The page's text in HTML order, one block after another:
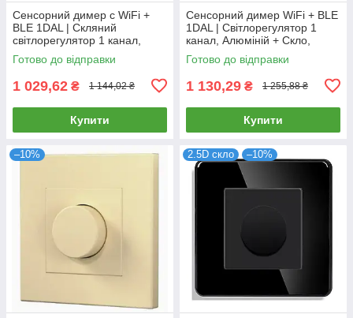
Сенсорний димер c WiFi +
BLE 1DAL | Скляний
світлорегулятор 1 канал,
Сірий (G86D-DR.WF.GR)
Готово до відправки
1 029,62 ₴ 1 144,02 ₴
Купити
Сенсорний димер WiFi + BLE
1DAL | Світлорегулятор 1
канал, Алюміній + Скло,
Білий (A86-DR.WF.WT)
Готово до відправки
1 130,29 ₴ 1 255,88 ₴
Купити
–10% 2.5D скло –10%